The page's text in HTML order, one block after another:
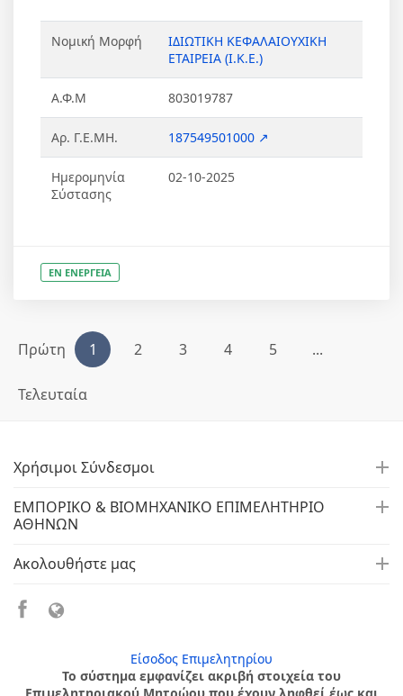
Νομική Μορφή
ΙΔΙΩΤΙΚΗ ΚΕΦΑΛΑΙΟΥΧΙΚΗ
ΕΤΑΙΡΕΙΑ (Ι.Κ.Ε.)
Α.Φ.Μ 803019787
Αρ. Γ.Ε.ΜΗ. 187549501000 ↗
Ημερομηνία
Σύστασης
02-10-2025
ΕΝ ΕΝΕΡΓΕΙΑ
Πρώτη 1 2 3 4 5 ...
Τελευταία
Χρήσιμοι Σύνδεσμοι
ΕΜΠΟΡΙΚΟ & ΒΙΟΜΗΧΑΝΙΚΟ ΕΠΙΜΕΛΗΤΗΡΙΟ
ΑΘΗΝΩΝ
Ακολουθήστε μας
Είσοδος Επιμελητηρίου
Το σύστημα εμφανίζει ακριβή στοιχεία του